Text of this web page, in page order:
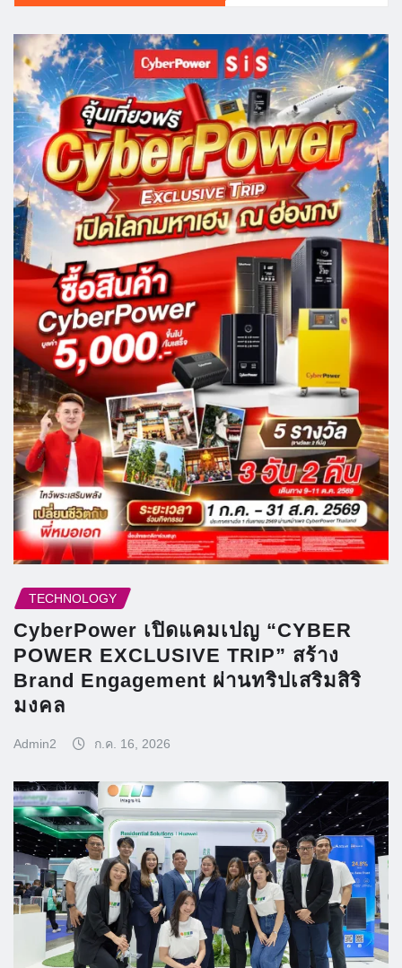
TECHNOLOGY
CyberPower เปิดแคมเปญ “CYBER
POWER EXCLUSIVE TRIP” สร้าง
Brand Engagement ผ่านทริปเสริมสิริ
มงคล
Admin2 ก.ค. 16, 2026